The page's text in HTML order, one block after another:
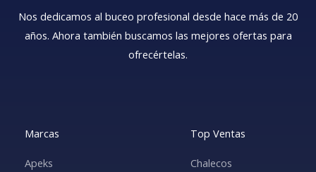
Nos dedicamos al buceo profesional desde hace más de 20
años. Ahora también buscamos las mejores ofertas para
ofrecértelas.
Marcas
Apeks
Top Ventas
Chalecos